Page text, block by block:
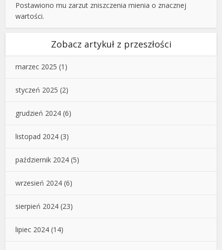
Postawiono mu zarzut zniszczenia mienia o znacznej
wartości.
Zobacz artykuł z przeszłości
marzec 2025 (1)
styczeń 2025 (2)
grudzień 2024 (6)
listopad 2024 (3)
październik 2024 (5)
wrzesień 2024 (6)
sierpień 2024 (23)
lipiec 2024 (14)